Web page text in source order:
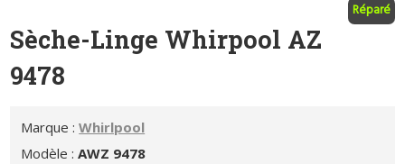
Réparé
Sèche-Linge Whirpool AZ
9478
Marque :Whirlpool
Modèle :AWZ 9478